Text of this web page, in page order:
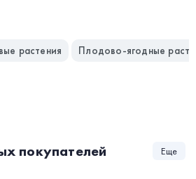
растения Плодово-ягодные
покупателей
Еще